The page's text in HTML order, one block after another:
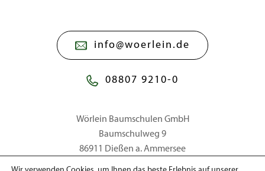
info@woerlein.de
08807 9210-0
Wörlein Baumschulen GmbH
Baumschulweg 9
86911 Dießen a. Ammersee